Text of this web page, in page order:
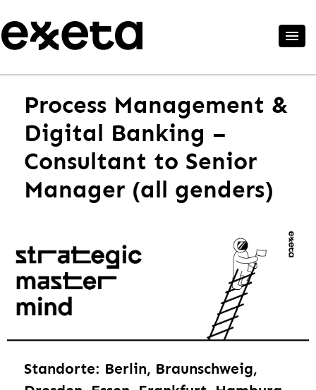
Process Management &
Digital Banking –
Consultant to Senior
Manager (all genders)
Standorte: Berlin, Braunschweig,